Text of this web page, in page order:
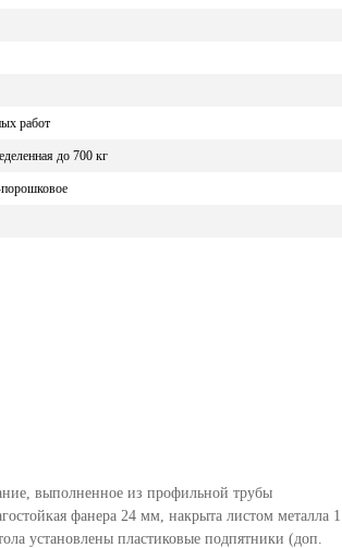
работ
до 700 кг
выполненное из профильной трубы
фанера 24 мм, накрыта листом металла 1
установлены пластиковые подпятники (доп.